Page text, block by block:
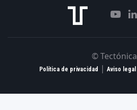
© Tectónica
Política de privacidad |Aviso legal